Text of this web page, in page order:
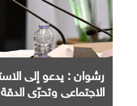
رشوان : يدعو إلى
الاجتماعي وتحرّي الدقة